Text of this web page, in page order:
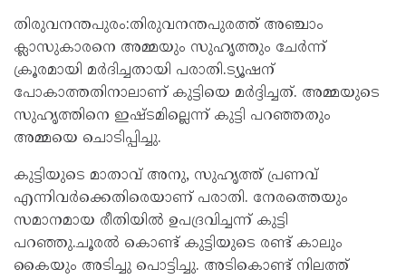
തിരുവനന്തപുരം:തിരുവനന്തപുരത്ത് അഞ്ചാം
ക്ലാസുകാരനെ അമ്മയും സുഹൃത്തും ചേർന്ന്
ക്രൂരമായി മർദിച്ചതായി പരാതി.ട്യൂഷന്
പോകാത്തതിനാലാണ് കുട്ടിയെ മർദ്ദിച്ചത്. അമ്മയുടെ
സുഹൃത്തിനെ ഇഷ്ടമില്ലെന്ന് കുട്ടി പറഞ്ഞതും
അമ്മയെ ചൊടിപ്പിച്ചു.
കുട്ടിയുടെ മാതാവ് അനു, സുഹൃത്ത് പ്രണവ്
എന്നിവർക്കെതിരെയാണ് പരാതി. നേരത്തെയും
സമാനമായ രീതിയില്‍ ഉപദ്രവിച്ചന്ന് കുട്ടി
പറഞ്ഞു.ചൂരല്‍ കൊണ്ട് കുട്ടിയുടെ രണ്ട് കാലും
കൈയും അടിച്ചു പൊട്ടിച്ചു. അടികൊണ്ട് നിലത്ത്